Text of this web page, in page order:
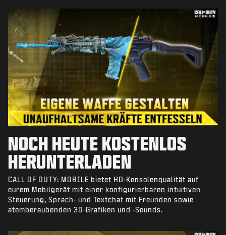
NOCH HEUTE KOSTENLOS
HERUNTERLADEN
CALL OF DUTY: MOBILE bietet HD-Konsolenqualität auf
eurem Mobilgerät mit einer konfigurierbaren intuitiven
Steuerung, Sprach- und Textchat mit Freunden sowie
atemberaubenden 3D-Grafiken und -Sounds.